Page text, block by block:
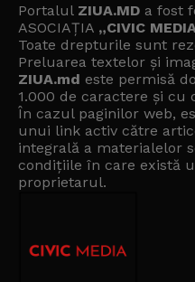
Portalul ZIUA.MD a fost
ASOCIAȚIA „CIVIC
Toate drepturile sunt
Preluarea textelor și
ZIUA.md este permisă
1.000 de caractere și cu
În cazul paginilor web,
unui link activ către
integrală a materialelor
condițiile în care există
proprietarul.